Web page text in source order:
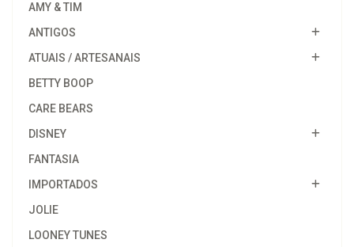
AMY & TIM
ANTIGOS
ATUAIS / ARTESANAIS
BETTY BOOP
CARE BEARS
DISNEY
FANTASIA
IMPORTADOS
JOLIE
LOONEY TUNES